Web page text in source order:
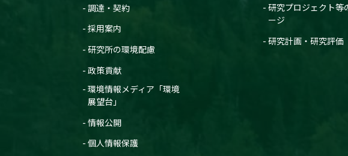
調達・契約
採用案内
研究所の環境配慮
政策貢献
環境情報メディア「環境
展望台」
情報公開
個人情報保護
研究プロジェクト等
ージ
研究計画・研究評価